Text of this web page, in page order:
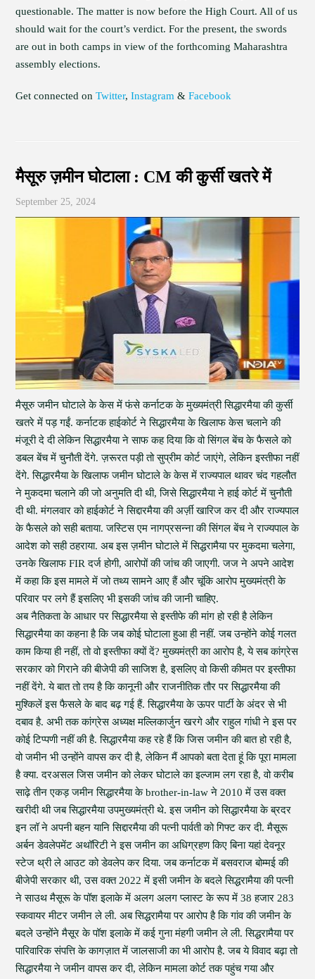
questionable. The matter is now before the High Court. All of us
should wait for the court’s verdict. For the present, the swords
are out in both camps in view of the forthcoming Maharashtra
assembly elections.
Get connected onTwitter,Instagram &Facebook
मैसूरु ज़मीन घोटाला : CM की कुर्सी खतरे में
September 25, 2024
मैसूरु जमीन घोटाले के केस में फंसे कर्नाटक के मुख्यमंत्री सिद्धारमैया की कुर्सी
खतरे में पड़ गईं. कर्नाटक हाईकोर्ट ने सिद्धारमैया के खिलाफ केस चलाने की
मंजूरी दे दी लेकिन सिद्धारमैया ने साफ कह दिया कि वो सिंगल बेंच के फैसले को
डबल बेंच में चुनौती देंगे. ज़रूरत पड़ी तो सुप्रीम कोर्ट जाएंगे, लेकिन इस्तीफा नहीं
देंगे. सिद्धारमैया के खिलाफ जमीन घोटाले के केस में राज्यपाल थावर चंद गहलौत
ने मुकदमा चलाने की जो अनुमति दी थी, जिसे सिद्धारमैया ने हाई कोर्ट में चुनौती
दी थी. मंगलवार को हाईकोर्ट ने सिद्दारमैया की अर्ज़ी खारिज कर दी और राज्यपाल
के फैसले को सही बताया. जस्टिस एम नागप्रसन्ना की सिंगल बेंच ने राज्यपाल के
आदेश को सही ठहराया. अब इस ज़मीन घोटाले में सिद्धरामैया पर मुकदमा चलेगा,
उनके खिलाफ FIR दर्ज होगी, आरोपों की जांच की जाएगी. जज ने अपने आदेश
में कहा कि इस मामले में जो तथ्य सामने आए हैं और चूंकि आरोप मुख्यमंत्री के
परिवार पर लगे हैं इसलिए भी इसकी जांच की जानी चाहिए.
अब नैतिकता के आधार पर सिद्धारमैया से इस्तीफे की मांग हो रही है लेकिन
सिद्धारमैया का कहना है कि जब कोई घोटाला हुआ ही नहीं. जब उन्होंने कोई गलत
काम किया ही नहीं, तो वो इस्तीफा क्यों दें? मुख्यमंत्री का आरोप है, ये सब कांग्रेस
सरकार को गिराने की बीजेपी की साजिश है, इसलिए वो किसी कीमत पर इस्तीफा
नहीं देंगे. ये बात तो तय है कि कानूनी और राजनीतिक तौर पर सिद्धारमैया की
मुश्किलें इस फैसले के बाद बढ़ गई हैं. सिद्धारमैया के ऊपर पार्टी के अंदर से भी
दबाव है. अभी तक कांग्रेस अध्यक्ष मल्लिकार्जुन खरगे और राहुल गांधी ने इस पर
कोई टिप्पणी नहीं की है. सिद्धारमैया कह रहे हैं कि जिस जमीन की बात हो रही है,
वो जमीन भी उन्होंने वापस कर दी है, लेकिन मैं आपको बता देता हूं कि पूरा मामला
है क्या. दरअसल जिस जमीन को लेकर घोटाले का इल्जाम लग रहा है, वो करीब
साढ़े तीन एकड़ जमीन सिद्धारमैया के brother-in-law ने 2010 में उस वक्त
खरीदी थी जब सिद्धारमैया उपमुख्यमंत्री थे. इस जमीन को सिद्धारमैया के ब्रदर
इन लॉ ने अपनी बहन यानि सिद्दारमैया की पत्नी पार्वती को गिफ्ट कर दी. मैसूरू
अर्बन डेवलेपमेंट अथॉरिटी ने इस जमीन का अधिग्रहण किए बिना यहां देवनूर
स्टेज थ्री ले आउट को डेवलेप कर दिया. जब कर्नाटक में बसवराज बोम्मई की
बीजेपी सरकार थी, उस वक्त 2022 में इसी जमीन के बदले सिद्धरामैया की पत्नी
ने साउथ मैसूरू के पॉश इलाके में अलग अलग प्लास्ट के रूप में 38 हजार 283
स्कवायर मीटर जमीन ले ली. अब सिद्धरामैया पर आरोप है कि गांव की जमीन के
बदले उन्होंने मैसूर के पॉश इलाके में कई गुना मंहगी जमीन ले ली. सिद्धरामैया पर
पारिवारिक संपत्ति के कागज़ात में जालसाजी का भी आरोप है. जब ये विवाद बढ़ा तो
सिद्धारमैया ने जमीन वापस कर दी, लेकिन मामला कोर्ट तक पहुंच गया और